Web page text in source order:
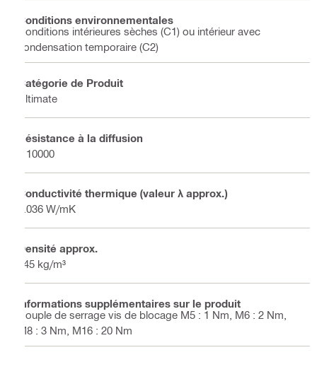
Conditions environnementales
Conditions intérieures sèches (C1) ou intérieur avec
condensation temporaire (C2)
Catégorie de Produit
Ultimate
Résistance à la diffusion
≥ 10000
Conductivité thermique (valeur λ approx.)
0.036 W/mK
Densité approx.
145 kg/m³
Informations supplémentaires sur le produit
Couple de serrage vis de blocage M5 : 1 Nm, M6 : 2 Nm,
M8 : 3 Nm, M16 : 20 Nm